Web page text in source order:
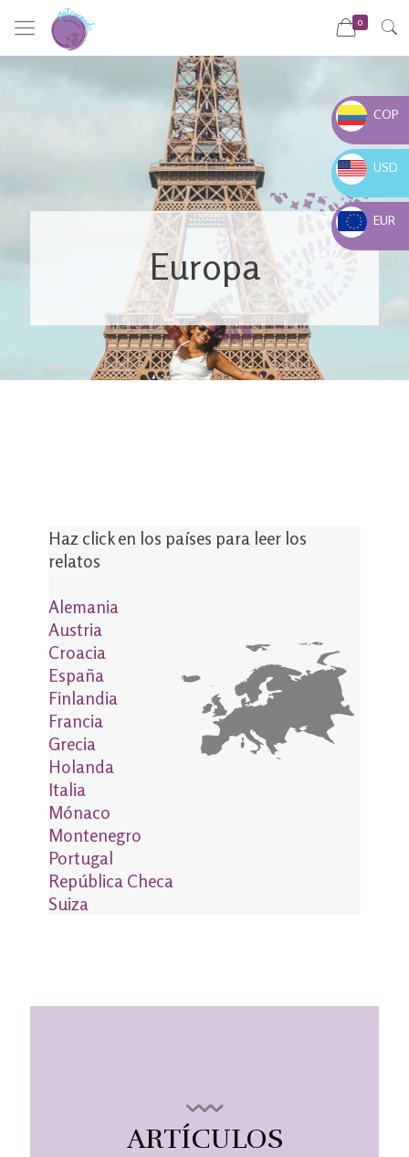
0
Europa
Haz click en los países para leer los
relatos
Alemania
Austria
Croacia
España
Finlandia
Francia
Grecia
Holanda
Italia
Mónaco
Montenegro
Portugal
República Checa
Suiza
ARTÍCULOS
COP $
COP
USD $
USD
EUR €
EUR